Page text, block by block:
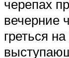
черепах
вечерние
греться